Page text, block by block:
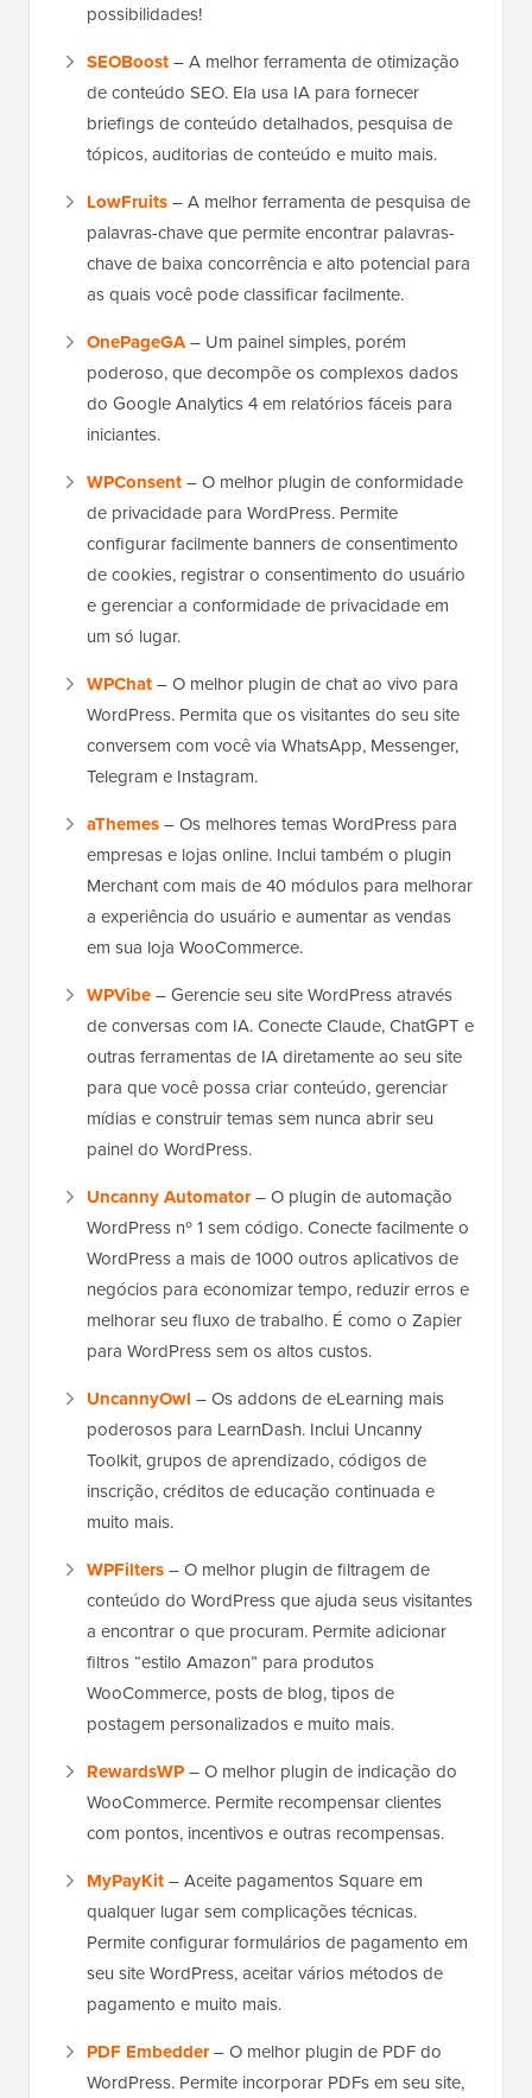
possibilidades!
SEOBoost– A melhor ferramenta de otimização
de conteúdo SEO. Ela usa IA para fornecer
briefings de conteúdo detalhados, pesquisa de
tópicos, auditorias de conteúdo e muito mais.
LowFruits– A melhor ferramenta de pesquisa de
palavras-chave que permite encontrar palavras-
chave de baixa concorrência e alto potencial para
as quais você pode classificar facilmente.
OnePageGA– Um painel simples, porém
poderoso, que decompõe os complexos dados
do Google Analytics 4 em relatórios fáceis para
iniciantes.
WPConsent– O melhor plugin de conformidade
de privacidade para WordPress. Permite
configurar facilmente banners de consentimento
de cookies, registrar o consentimento do usuário
e gerenciar a conformidade de privacidade em
um só lugar.
WPChat– O melhor plugin de chat ao vivo para
WordPress. Permita que os visitantes do seu site
conversem com você via WhatsApp, Messenger,
Telegram e Instagram.
aThemes– Os melhores temas WordPress para
empresas e lojas online. Inclui também o plugin
Merchant com mais de 40 módulos para melhorar
a experiência do usuário e aumentar as vendas
em sua loja WooCommerce.
WPVibe– Gerencie seu site WordPress através
de conversas com IA. Conecte Claude, ChatGPT e
outras ferramentas de IA diretamente ao seu site
para que você possa criar conteúdo, gerenciar
mídias e construir temas sem nunca abrir seu
painel do WordPress.
Uncanny Automator– O plugin de automação
WordPress nº 1 sem código. Conecte facilmente o
WordPress a mais de 1000 outros aplicativos de
negócios para economizar tempo, reduzir erros e
melhorar seu fluxo de trabalho. É como o Zapier
para WordPress sem os altos custos.
UncannyOwl – Os addons de eLearning mais
poderosos para LearnDash. Inclui Uncanny
Toolkit, grupos de aprendizado, códigos de
inscrição, créditos de educação continuada e
muito mais.
WPFilters– O melhor plugin de filtragem de
conteúdo do WordPress que ajuda seus visitantes
a encontrar o que procuram. Permite adicionar
filtros “estilo Amazon” para produtos
WooCommerce, posts de blog, tipos de
postagem personalizados e muito mais.
RewardsWP– O melhor plugin de indicação do
WooCommerce. Permite recompensar clientes
com pontos, incentivos e outras recompensas.
MyPayKit– Aceite pagamentos Square em
qualquer lugar sem complicações técnicas.
Permite configurar formulários de pagamento em
seu site WordPress, aceitar vários métodos de
pagamento e muito mais.
PDF Embedder– O melhor plugin de PDF do
WordPress. Permite incorporar PDFs em seu site,